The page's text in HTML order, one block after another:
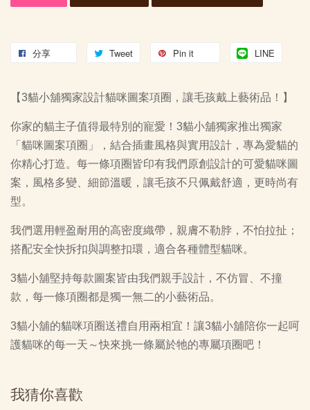
分享 Tweet Pin it LINE
【3貓小舖獨家設計貓咪圖案項圈，讓毛孩戴上藝術品！】
你家的貓主子值得最特別的寵愛！3貓小舖獨家推出獨家
「貓咪圖案項圈」，結合插畫風格與實用設計，專為愛貓的
你精心打造。每一條項圈皆印有我們原創設計的可愛貓咪圖
案，風格多變、細節溫暖，讓毛孩不只佩戴舒適，更時尚有
型。
我們選用輕盈耐用的高密度織帶，親膚不勒脖，不怕拉扯；
搭配安全快拆扣與調整扣環，適合各種體型貓咪。
3貓小舖堅持每款圖案皆由我們親手設計，不仿冒、不撞
款，每一條項圈都是獨一無二的小藝術品。
3貓小舖的貓咪項圈送禮自用兩相宜！讓3貓小舖陪你一起呵
護貓咪的每一天～快來挑一條屬於牠的專屬項圈吧！
我猜你喜歡